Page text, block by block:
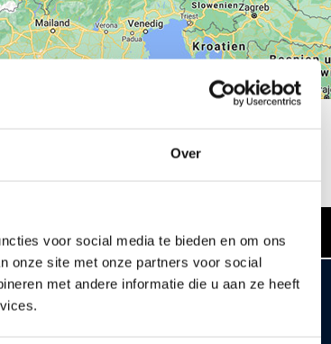
Over
voor social media te bieden en om ons
onze site met onze partners voor social
met andere informatie die u aan ze heeft
in onze producten en diensten?